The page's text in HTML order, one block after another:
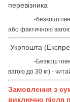
перевізника
-
або фактичною
Укрпошта
-
вагою до 30 кг) -
Замовлення з
виключно після